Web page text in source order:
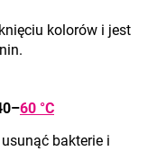
kolorów i jest
.
60 °C
bakterie i